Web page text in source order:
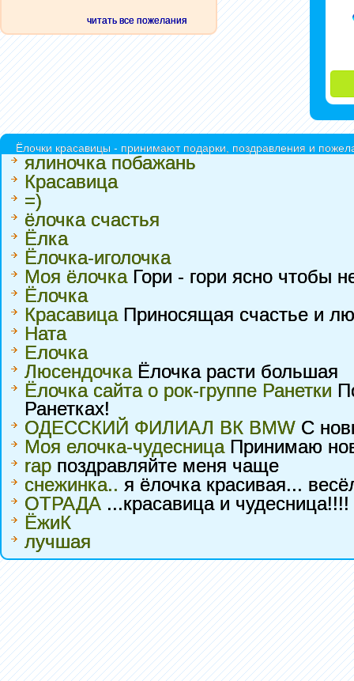
читать все пожелания
Ёлочки красавицы - принимают подарки, поздравления и
ялиночка побажань
Красавица
=)
ёлочка счастья
Ёлка
Ёлочка-иголочка
Моя ёлочкаГори - гори ясно чтобы
Ёлочка
КрасавицаПриносящая счастье и
Ната
Елочка
ЛюсендочкаЁлочка расти большая
Ёлочка сайта о рок-группе Ранетки
Ранетках!
ОДЕССКИЙ ФИЛИАЛ ВК BMW С
Моя елочка-чудесницаПринимаю
rap поздравляйте меня чаще
снежинка.. я ёлочка красивая...
ОТРАДА ...красавица и чудесница!!!!
ЁжиК
лучшая